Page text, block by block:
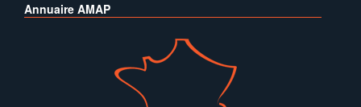
Annuaire AMAP